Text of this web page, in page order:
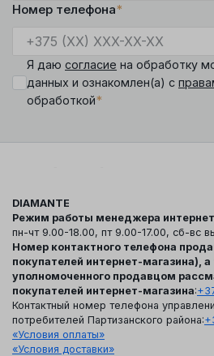
Номер телефона*
Я даю согласие на обработку
данных и ознакомлен(а) с
обработкой*
DIAMANTE
Режим работы менеджера
пн-чт 9.00-18.00, пт 9.00-17.00, сб-вс
Номер контактного телефона
покупателей интернет-магазина),
уполномоченного продавцом
покупателей интернет-магазина:
Контактный номер телефона
потребителей Партизанского района:
«Условия оплаты»
«Условия доставки»